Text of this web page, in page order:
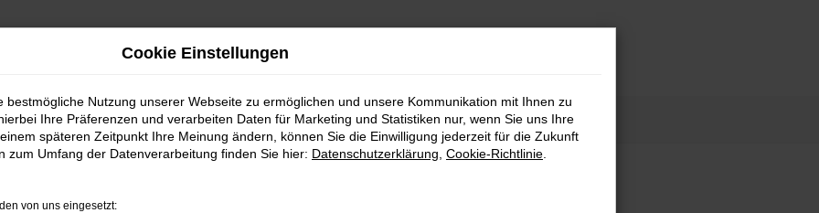
Weinstadt
Cookie Einstellungen
bestmögliche Nutzung unserer Webseite zu ermöglichen und unsere Kommunikation mit Ihnen zu
Ihre Präferenzen und verarbeiten Daten für Marketing und Statistiken nur, wenn Sie uns Ihre
späteren Zeitpunkt Ihre Meinung ändern, können Sie die Einwilligung jederzeit für die Zukunft
zum Umfang der Datenverarbeitung finden Sie hier: Datenschutzerklärung Cookie-Richtlinie
von uns eingesetzt: